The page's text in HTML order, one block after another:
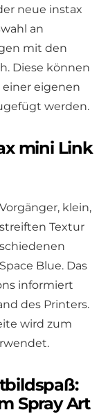
neue instax
an
mit den
Diese können
eigenen
werden.
mini Link
klein,
Textur
Blue. Das
informiert
des Printers.
wird zum
Spray Art